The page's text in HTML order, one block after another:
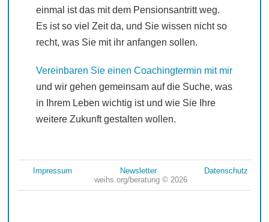
einmal ist das mit dem Pensionsantritt weg.
Es ist so viel Zeit da, und Sie wissen nicht so
recht, was Sie mit ihr anfangen sollen.
Vereinbaren Sie einen Coachingtermin mit mir
und wir gehen gemeinsam auf die Suche, was
in Ihrem Leben wichtig ist und wie Sie Ihre
weitere Zukunft gestalten wollen.
Impressum Datenschutz
Newsletter
weihs.org/beratung © 2026